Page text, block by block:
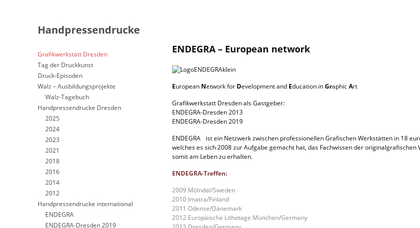
Handpressendrucke
Grafikwerkstatt Dresden
Tag der Druckkunst
Druck-Episoden
Walz – Ausbildungsprojekte
Walz-Tagebuch
Handpressendrucke Dresden
2025
2024
2023
2021
2018
2016
2014
2012
Handpressendrucke international
ENDEGRA
ENDEGRA-Dresden 2019
ENDEGRA – European network
European Network for Development and Education inGraphicArt
Grafikwerkstatt Dresden als Gastgeber:
ENDEGRA-Dresden 2013
ENDEGRA-Dresden 2019
ENDEGRA ist ein Netzwerk zwischen professionellen Grafischen Werkstätten in 18
welches es sich 2008 zur Aufgabe gemacht hat, das Fachwissen der originalgrafischen
somit am Leben zu erhalten.
ENDEGRA-Treffen:
2009 Mölndal/Sweden
2010 Imatra/Finland
2011 Odense/Dänemark
2012 Europäische Lithotage München/Germany